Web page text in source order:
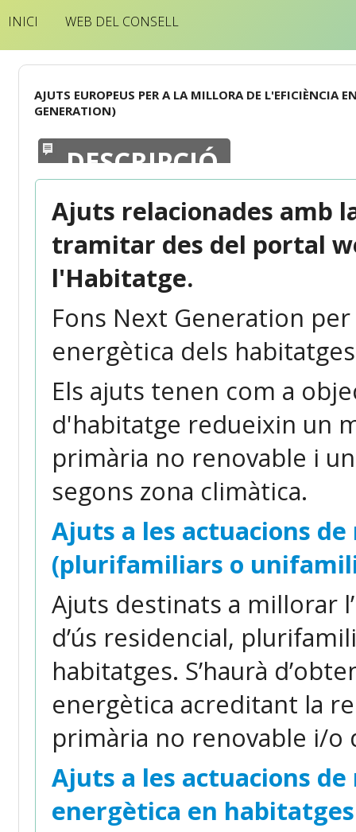
INICI WEB DEL CONSELL
AJUTS EUROPEUS PER A LA MILLORA DE L'EFICIÈNCIA
GENERATION)
DESCRIPCIÓ
Ajuts relacionades amb
tramitar des del portal
l'Habitatge.
Fons Next Generation
energètica dels
Els ajuts tenen com a
d'habitatge redueixin un
primària no renovable i
segons zona climàtica.
Ajuts a les actuacions
(plurifamiliars o
Ajuts destinats a millorar
d’ús residencial,
habitatges. S’haurà
energètica acreditant la
primària no renovable i/o
Ajuts a les actuacions
energètica en